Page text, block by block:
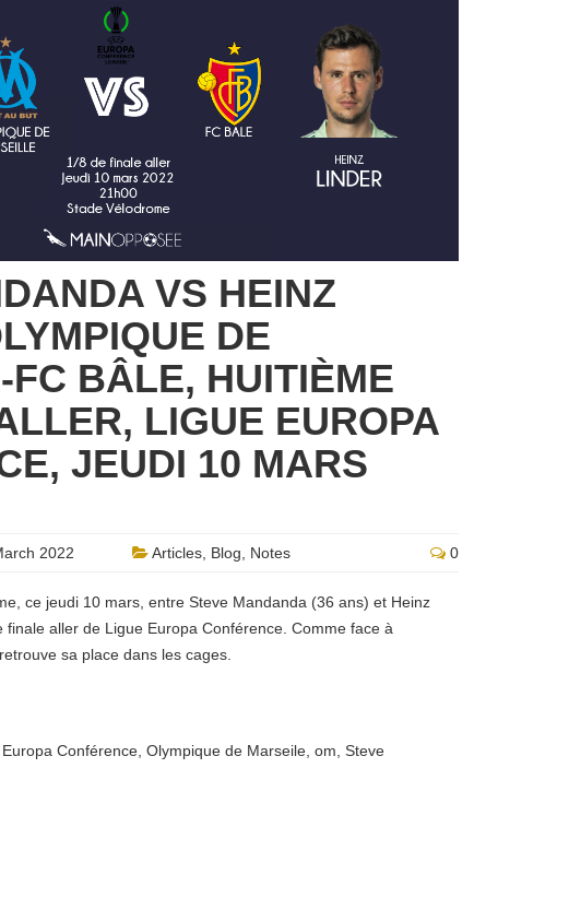
VS HEINZ
DE
BÂLE, HUITIÈME
LIGUE EUROPA
JEUDI 10 MARS
2022 Articles Blog Notes 0
ce jeudi 10 mars, entre Steve Mandanda (36 ans) et Heinz
aller de Ligue Europa Conférence. Comme face à
sa place dans les cages.
Conférence Olympique de Marseile om Steve